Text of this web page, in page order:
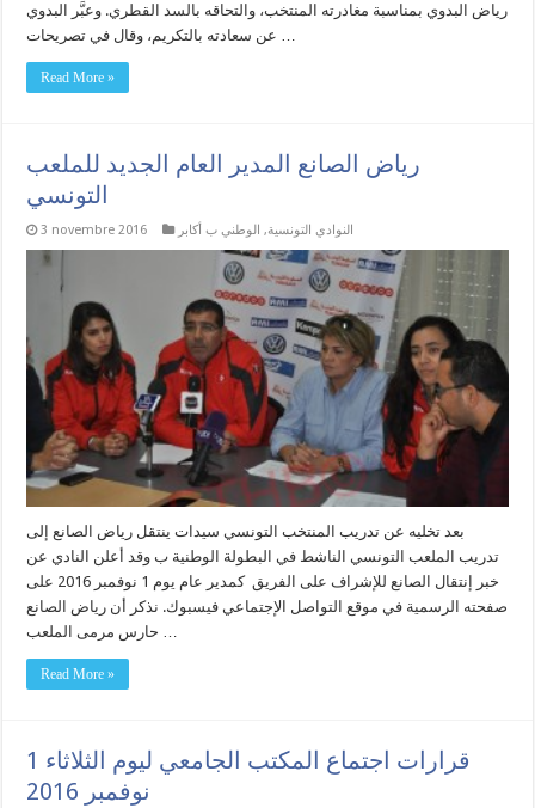
رياض البدوي بمناسبة مغادرته المنتخب، والتحاقه بالسد القطري. وعبَّر البدوي
عن سعادته بالتكريم، وقال في تصريحات …
Read More »
رياض الصانع المدير العام الجديد للملعب
التونسي
3 novembre 2016 النوادي التونسية, الوطني ب أكابر
بعد تخليه عن تدريب المنتخب التونسي سيدات ينتقل رياض الصانع إلى
تدريب الملعب التونسي الناشط في البطولة الوطنية ب وقد أعلن النادي عن
خبر إنتقال الصانع للإشراف على الفريق كمدير عام يوم 1 نوفمبر 2016 على
صفحته الرسمية في موقع التواصل الإجتماعي فيسبوك. نذكر أن رياض الصانع
حارس مرمى الملعب …
Read More »
قرارات اجتماع المكتب الجامعي ليوم الثلاثاء 1
نوفمبر 2016